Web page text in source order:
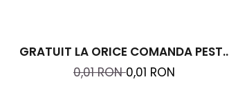
GRATUIT LA ORICE COMANDA PESTE
99 RON - Cutie Personalizata Cadou
0,01 RON0,01 RON